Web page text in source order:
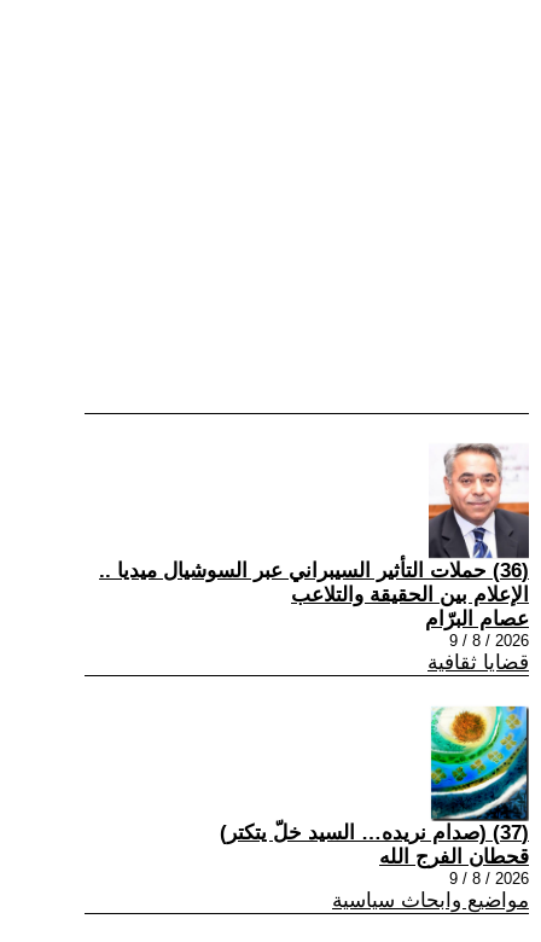
(36) حملات التأثير السيبراني عبر السوشيال ميديا ..
الإعلام بين الحقيقة والتلاعب
عصام البرّام
2026 / 8 / 9
قضايا ثقافية
(37) (صدام نريده… السيد خلّ يتكتر)
قحطان الفرج الله
2026 / 8 / 9
مواضيع وابحاث سياسية